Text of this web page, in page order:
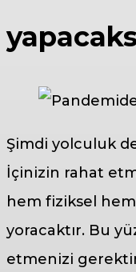
Şimdi yolculuk
İçinizin rahat
hem fiziksel
yoracaktır. Bu
etmenizi